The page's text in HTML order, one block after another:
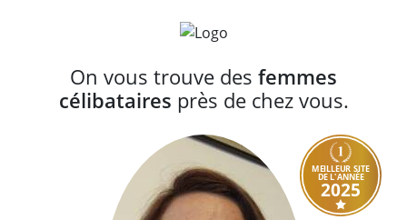
On vous trouve des femmes
célibataires près de chez vous.
MEILLEUR SITE
DE L'ANNÉE
2025